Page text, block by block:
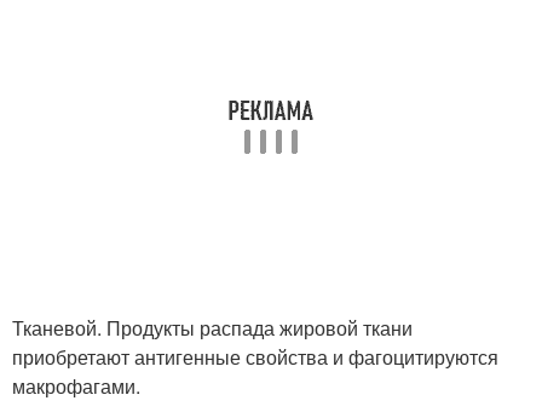
Тканевой. Продукты распада жировой ткани
приобретают антигенные свойства и фагоцитируются
макрофагами.